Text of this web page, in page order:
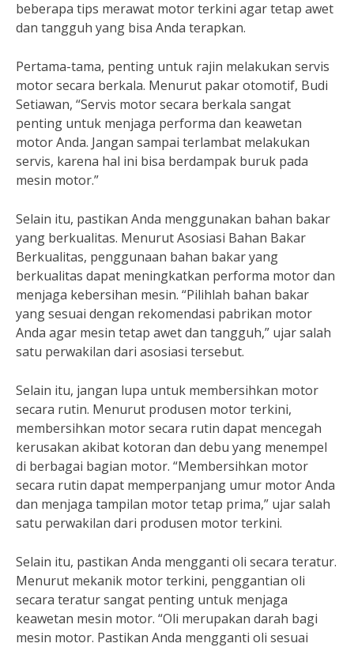
beberapa tips merawat motor terkini agar tetap awet
dan tangguh yang bisa Anda terapkan.
Pertama-tama, penting untuk rajin melakukan servis
motor secara berkala. Menurut pakar otomotif, Budi
Setiawan, “Servis motor secara berkala sangat
penting untuk menjaga performa dan keawetan
motor Anda. Jangan sampai terlambat melakukan
servis, karena hal ini bisa berdampak buruk pada
mesin motor.”
Selain itu, pastikan Anda menggunakan bahan bakar
yang berkualitas. Menurut Asosiasi Bahan Bakar
Berkualitas, penggunaan bahan bakar yang
berkualitas dapat meningkatkan performa motor dan
menjaga kebersihan mesin. “Pilihlah bahan bakar
yang sesuai dengan rekomendasi pabrikan motor
Anda agar mesin tetap awet dan tangguh,” ujar salah
satu perwakilan dari asosiasi tersebut.
Selain itu, jangan lupa untuk membersihkan motor
secara rutin. Menurut produsen motor terkini,
membersihkan motor secara rutin dapat mencegah
kerusakan akibat kotoran dan debu yang menempel
di berbagai bagian motor. “Membersihkan motor
secara rutin dapat memperpanjang umur motor Anda
dan menjaga tampilan motor tetap prima,” ujar salah
satu perwakilan dari produsen motor terkini.
Selain itu, pastikan Anda mengganti oli secara teratur.
Menurut mekanik motor terkini, penggantian oli
secara teratur sangat penting untuk menjaga
keawetan mesin motor. “Oli merupakan darah bagi
mesin motor. Pastikan Anda mengganti oli sesuai